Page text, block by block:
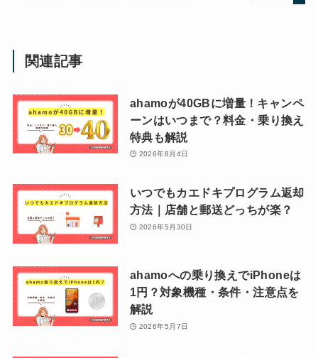
関連記事
ahamoが40GBに増量！キャンペ
ーンはいつまで？料金・乗り換え
特典も解説
2026年8月4日
いつでもカエドキプログラム返却
方法｜店舗と郵送どっちが楽？
2026年5月30日
ahamoへの乗り換えでiPhoneは
1円？対象機種・条件・注意点を
解説
2026年5月7日